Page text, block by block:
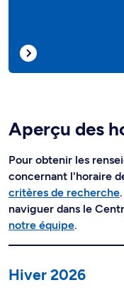
Aperçu des
Pour obtenir les
concernant l'horaire
critères de recherche
naviguer dans le
notre équipe.
Hiver 2026